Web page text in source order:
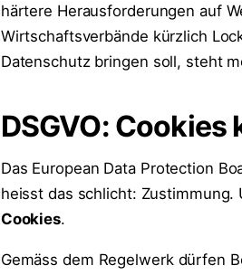
härtere Herausforderungen auf
Wirtschaftsverbände kürzlich
Datenschutz bringen soll, steht
DSGVO:
Das European Data Protection
heisst das schlicht:
Cookies.
Gemäss dem Regelwerk dürfen